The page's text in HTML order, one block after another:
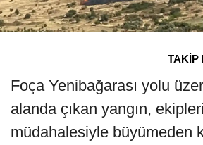
TAKİP
Foça Yenibağarası yolu
alanda çıkan yangın,
müdahalesiyle büyümeden